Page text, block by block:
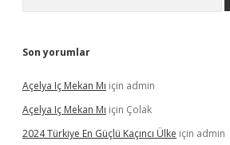
Son yorumlar
Açelya Iç Mekan Mı için admin
Açelya Iç Mekan Mı için Çolak
2024 Türkiye En Güçlü Kaçıncı Ülke için admin